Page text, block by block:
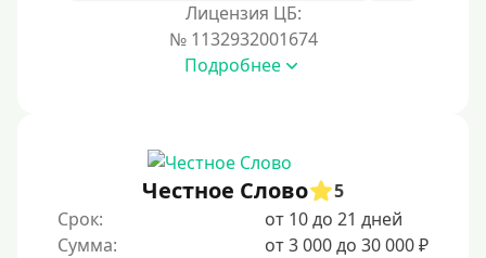
Лицензия ЦБ:
№ 1132932001674
Подробнее
Честное Слово
5
Срок:
от 10 до 21 дней
Сумма:
от 3 000 до 30 000 ₽